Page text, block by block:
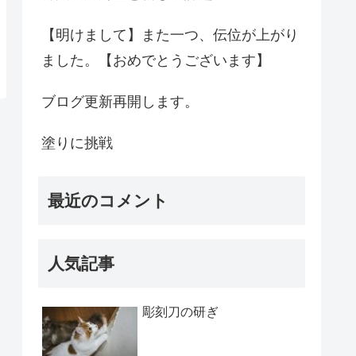
【明けまして】また一つ、伝位が上がり
ました。【おめでとうございます】
ブログ更新再開します。
塗りに挑戦
最近のコメント
人気記事
彫刻刀の研ぎ